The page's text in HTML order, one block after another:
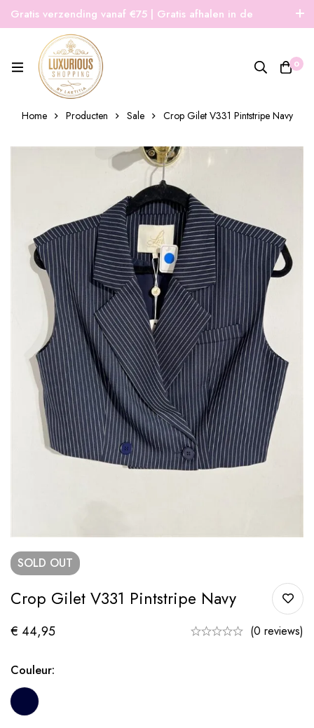
Gratis verzending vanaf €75 | Gratis afhalen in de
winkel | Snelle verzending
0
Home Producten Sale Crop Gilet V331 Pintstripe Navy
SOLD OUT
Crop Gilet V331 Pintstripe Navy
€ 44,95 (0 reviews)
Couleur: